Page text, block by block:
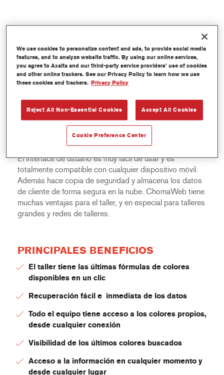
gestión digital del color accesible con un ordenador y
una conexión a internet. Al estar conectado a internet,
las actualizaciones de color, productos y programa son
El interface de usuario es muy fácil de usar y es
totalmente compatible con cualquier dispositivo móvil.
Además hace copia de seguridad y almacena los datos
de cliente de forma segura en la nube. ChomaWeb tiene
muchas ventajas para el taller, y en especial para talleres
grandes y redes de talleres.
PRINCIPALES BENEFICIOS
El taller tiene las últimas fórmulas de colores
disponibles en un clic
Recuperación fácil e inmediata de los datos
Todo el equipo tiene acceso a los colores propios,
desde cualquier conexión
Visibilidad de los últimos colores buscados
Acceso a la información en cualquier momento y
desde cualquier lugar
We use cookies to personalize content and ads, to provide social media
features, and to analyze website traffic. By using our online services,
you agree to Axalta and our third-party service providers’ use of cookies
and other online trackers. See our Privacy Policy to learn how we use
these cookies and trackers. Privacy Policy
Reject All Non-Essential Cookies Accept All Cookies
Cookie Preference Center